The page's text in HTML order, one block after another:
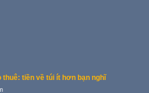
thuê: tiền về túi ít hơn bạn nghĩ